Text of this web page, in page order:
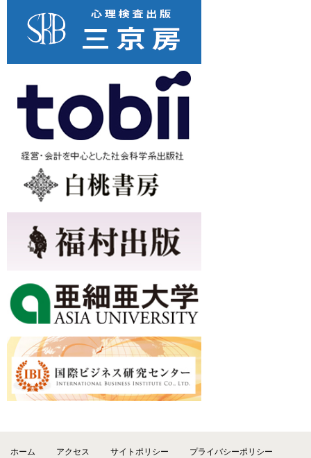
ホーム アクセス サイトポリシー プライバシーポリシー